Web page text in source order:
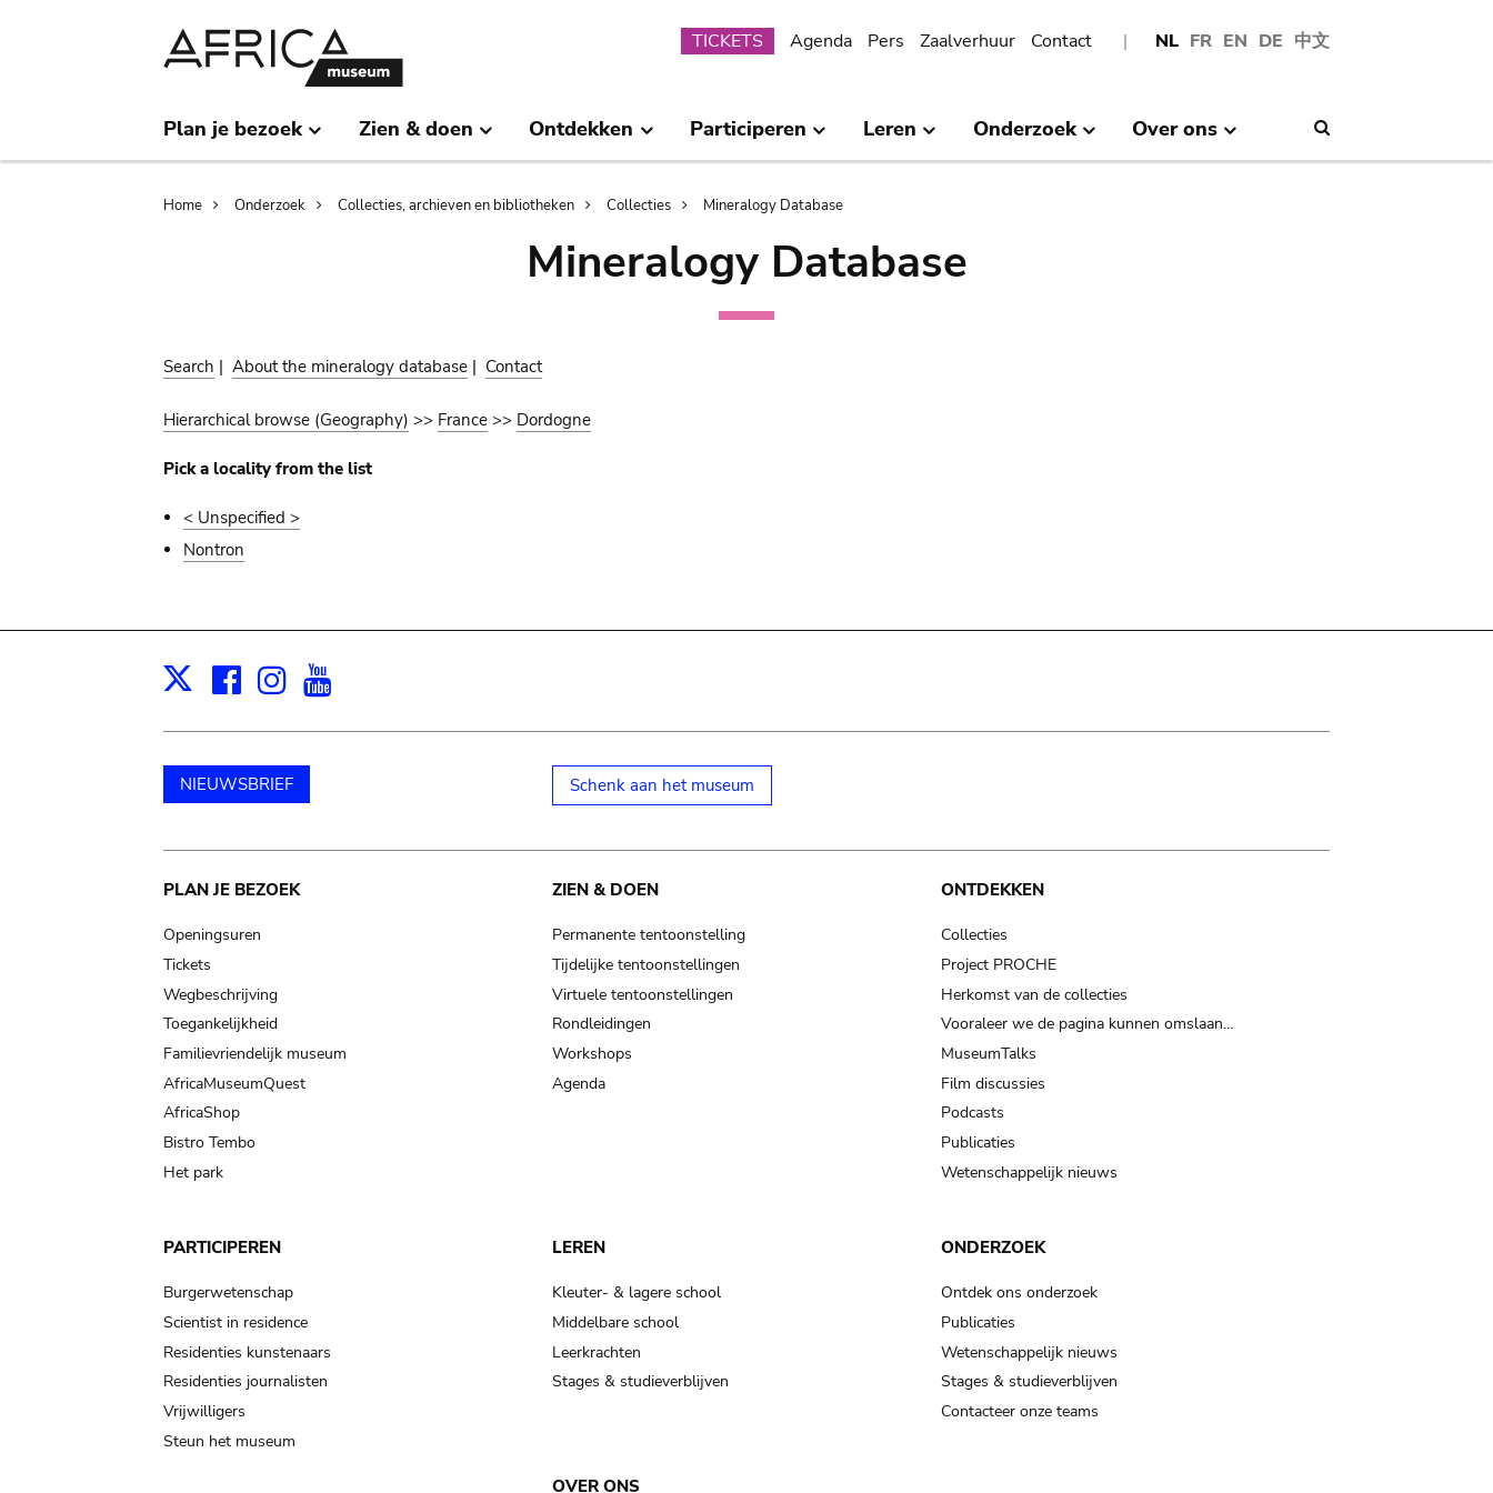
NL FR EN DE 中文
Submenu
TICKETS Agenda Pers Zaalverhuur Contact
Plan je bezoek Zien & doen Ontdekken Participeren Leren Onderzoek Over ons
Breadcrumb
Home Onderzoek Collecties, archieven en bibliotheken Collecties Mineralogy Database
Mineralogy Database
Search | About the mineralogy database | Contact
Hierarchical browse (Geography) >> France >> Dordogne
Pick a locality from the list
< Unspecified >
Nontron
X Facebook
Instagram
NIEUWSBRIEF Schenk aan het museum
Main
navigation
PLAN JE BEZOEK
Openingsuren
Tickets
Wegbeschrijving
Toegankelijkheid
Familievriendelijk museum
AfricaMuseumQuest
AfricaShop
Bistro Tembo
Het park
ZIEN & DOEN
Permanente tentoonstelling
Tijdelijke tentoonstellingen
Virtuele tentoonstellingen
Rondleidingen
Workshops
Agenda
ONTDEKKEN
Collecties
Project PROCHE
Herkomst van de collecties
Vooraleer we de pagina kunnen omslaan…
MuseumTalks
Film discussies
Podcasts
Publicaties
Wetenschappelijk nieuws
PARTICIPEREN
Burgerwetenschap
Scientist in residence
Residenties kunstenaars
Residenties journalisten
Vrijwilligers
Steun het museum
LEREN
Kleuter- & lagere school
Middelbare school
Leerkrachten
Stages & studieverblijven
ONDERZOEK
Ontdek ons onderzoek
Publicaties
Wetenschappelijk nieuws
Stages & studieverblijven
Contacteer onze teams
OVER ONS